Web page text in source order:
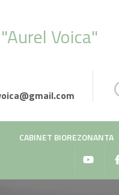
Voica"
CABINET BIOREZONANTA